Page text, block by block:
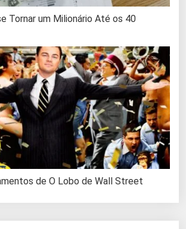
Tornar um Milionário Até os 40
de O Lobo de Wall Street